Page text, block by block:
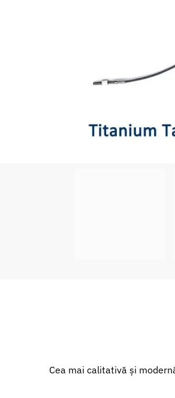
Cea mai calitativă și